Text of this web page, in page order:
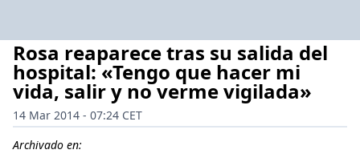
Rosa reaparece tras su salida del
hospital: «Tengo que hacer mi
vida, salir y no verme vigilada»
14 Mar 2014 - 07:24 CET
Archivado en: